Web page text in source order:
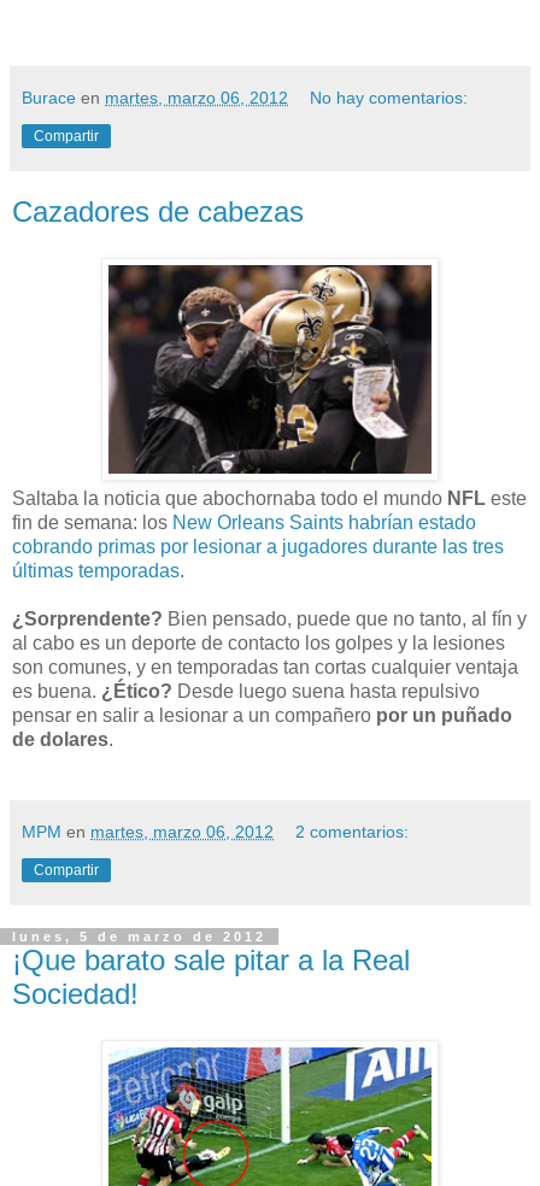
Burace en martes, marzo 06, 2012 No hay comentarios:
Compartir
Cazadores de cabezas
Saltaba la noticia que abochornaba todo el mundo NFL este
fin de semana: los New Orleans Saints habrían estado
cobrando primas por lesionar a jugadores durante las tres
últimas temporadas.
¿Sorprendente? Bien pensado, puede que no tanto, al fín y
al cabo es un deporte de contacto los golpes y la lesiones
son comunes, y en temporadas tan cortas cualquier ventaja
es buena. ¿Ético? Desde luego suena hasta repulsivo
pensar en salir a lesionar a un compañero por un puñado
de dolares.
MPM en martes, marzo 06, 2012 2 comentarios:
Compartir
lunes, 5 de marzo de 2012
¡Que barato sale pitar a la Real
Sociedad!